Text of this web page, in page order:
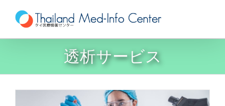
content
透析サービス